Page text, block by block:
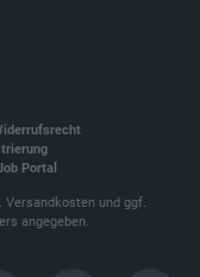
Portal
Versandkosten und ggf.
angegeben.